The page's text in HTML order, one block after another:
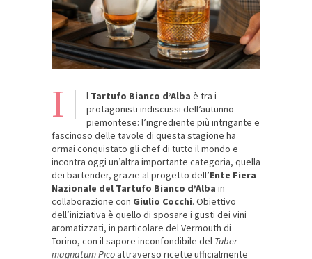
I l Tartufo Bianco d’Alba è tra i
protagonisti indiscussi dell’autunno
piemontese: l’ingrediente più intrigante e
fascinoso delle tavole di questa stagione ha
ormai conquistato gli chef di tutto il mondo e
incontra oggi un’altra importante categoria, quella
dei bartender, grazie al progetto dell’Ente Fiera
Nazionale del Tartufo Bianco d’Alba in
collaborazione con Giulio Cocchi. Obiettivo
dell’iniziativa è quello di sposare i gusti dei vini
aromatizzati, in particolare del Vermouth di
Torino, con il sapore inconfondibile del Tuber
magnatum Pico attraverso ricette ufficialmente